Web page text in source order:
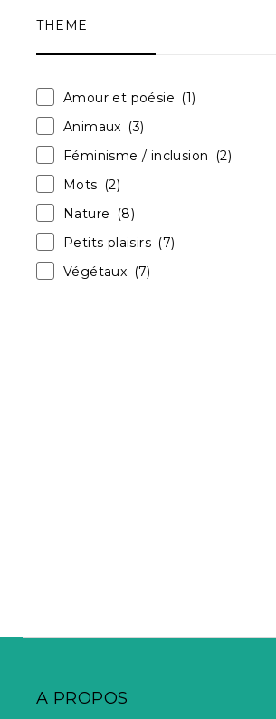
THEME
Amour et poésie (1)
Animaux (3)
Féminisme / inclusion
(2)
Mots (2)
Nature
(8)
Petits plaisirs (7)
Végétaux (7)
A PROPOS